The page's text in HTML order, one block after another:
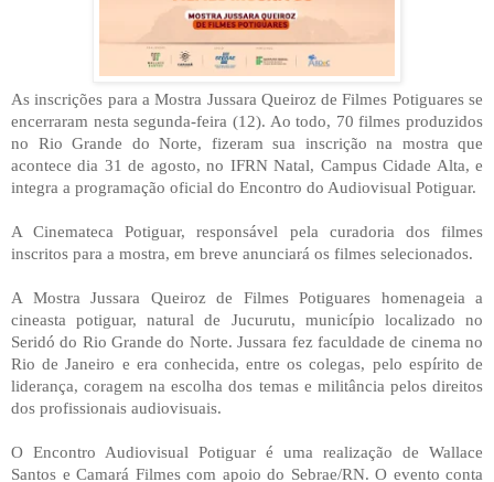
As inscrições para a Mostra Jussara Queiroz de Filmes Potiguares se
encerraram nesta segunda-feira (12). Ao todo, 70 filmes produzidos
no Rio Grande do Norte, fizeram sua inscrição na mostra que
acontece dia 31 de agosto, no IFRN Natal, Campus Cidade Alta, e
integra a programação oficial do Encontro do Audiovisual Potiguar.
A Cinemateca Potiguar, responsável pela curadoria dos filmes
inscritos para a mostra, em breve anunciará os filmes selecionados.
A Mostra Jussara Queiroz de Filmes Potiguares homenageia a
cineasta potiguar, natural de Jucurutu, município localizado no
Seridó do Rio Grande do Norte. Jussara fez faculdade de cinema no
Rio de Janeiro e era conhecida, entre os colegas, pelo espírito de
liderança, coragem na escolha dos temas e militância pelos direitos
dos profissionais audiovisuais.
O Encontro Audiovisual Potiguar é uma realização de Wallace
Santos e Camará Filmes com apoio do Sebrae/RN. O evento conta